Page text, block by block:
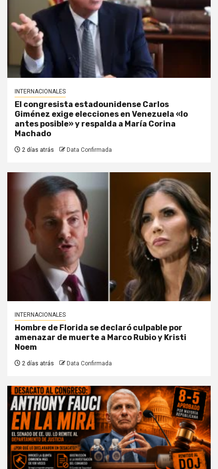
INTERNACIONALES
El congresista estadounidense Carlos
Giménez exige elecciones en Venezuela «lo
antes posible» y respalda a María Corina
Machado
2 días atrás Data Confirmada
INTERNACIONALES
Hombre de Florida se declaró culpable por
amenazar de muerte a Marco Rubio y Kristi
Noem
2 días atrás Data Confirmada